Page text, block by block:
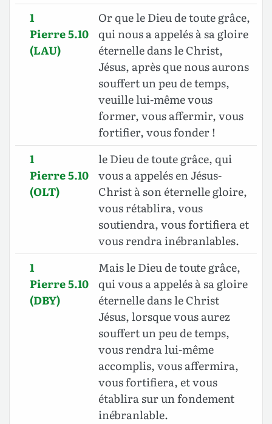
1
Pierre 5.10
(LAU)
Or que le Dieu de toute grâce,
qui nous a appelés à sa gloire
éternelle dans le Christ,
Jésus, après que nous aurons
souffert un peu de temps,
veuille lui-même vous
former, vous affermir, vous
fortifier, vous fonder !
1
Pierre 5.10
(OLT)
le Dieu de toute grâce, qui
vous a appelés en Jésus-
Christ à son éternelle gloire,
vous rétablira, vous
soutiendra, vous fortifiera et
vous rendra inébranlables.
1
Pierre 5.10
(DBY)
Mais le Dieu de toute grâce,
qui vous a appelés à sa gloire
éternelle dans le Christ
Jésus, lorsque vous aurez
souffert un peu de temps,
vous rendra lui-même
accomplis, vous affermira,
vous fortifiera, et vous
établira sur un fondement
inébranlable.